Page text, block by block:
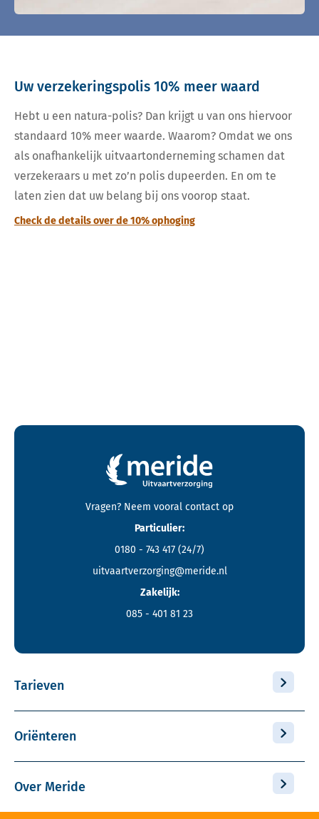
Uw verzekeringspolis 10% meer waard
Hebt u een natura-polis? Dan krijgt u van ons hiervoor
standaard 10% meer waarde. Waarom? Omdat we ons
als onafhankelijk uitvaartonderneming schamen dat
verzekeraars u met zo’n polis dupeerden. En om te
laten zien dat uw belang bij ons voorop staat.
Check de details over de 10% ophoging
Contactgegevens en footer menu van Meride
Vragen? Neem vooral contact op
Particulier:
0180 - 743 417 (24/7)
uitvaartverzorging@meride.nl
Zakelijk:
085 - 401 81 23
Tarieven
Oriënteren
Over Meride